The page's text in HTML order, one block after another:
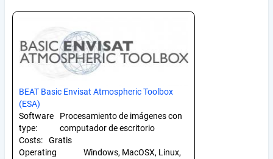
BEAT Basic Envisat Atmospheric Toolbox
(ESA)
Software
type:
Procesamiento de imágenes con
computador de escritorio
Costs:
Gratis
Operating
Windows, MacOSX, Linux,